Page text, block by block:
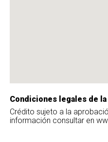
Condiciones legales de
Crédito sujeto a la
información consultar en